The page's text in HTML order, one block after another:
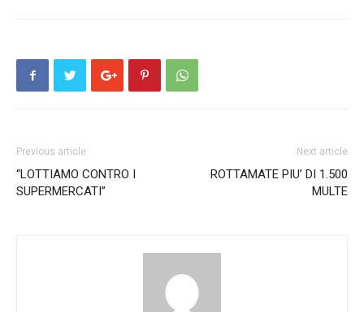
Previous article
“LOTTIAMO CONTRO I
SUPERMERCATI”
Next article
ROTTAMATE PIU’ DI 1.500
MULTE